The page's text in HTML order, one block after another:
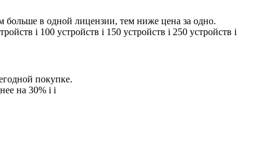
больше в одной лицензии, тем ниже цена за одно.
i 100 устройств i 150 устройств i 250 устройств i
покупке.
на 30% i i